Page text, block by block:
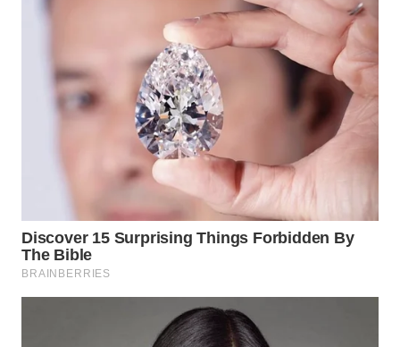
BOROBUDUR
MADURA
WN
BINTAN